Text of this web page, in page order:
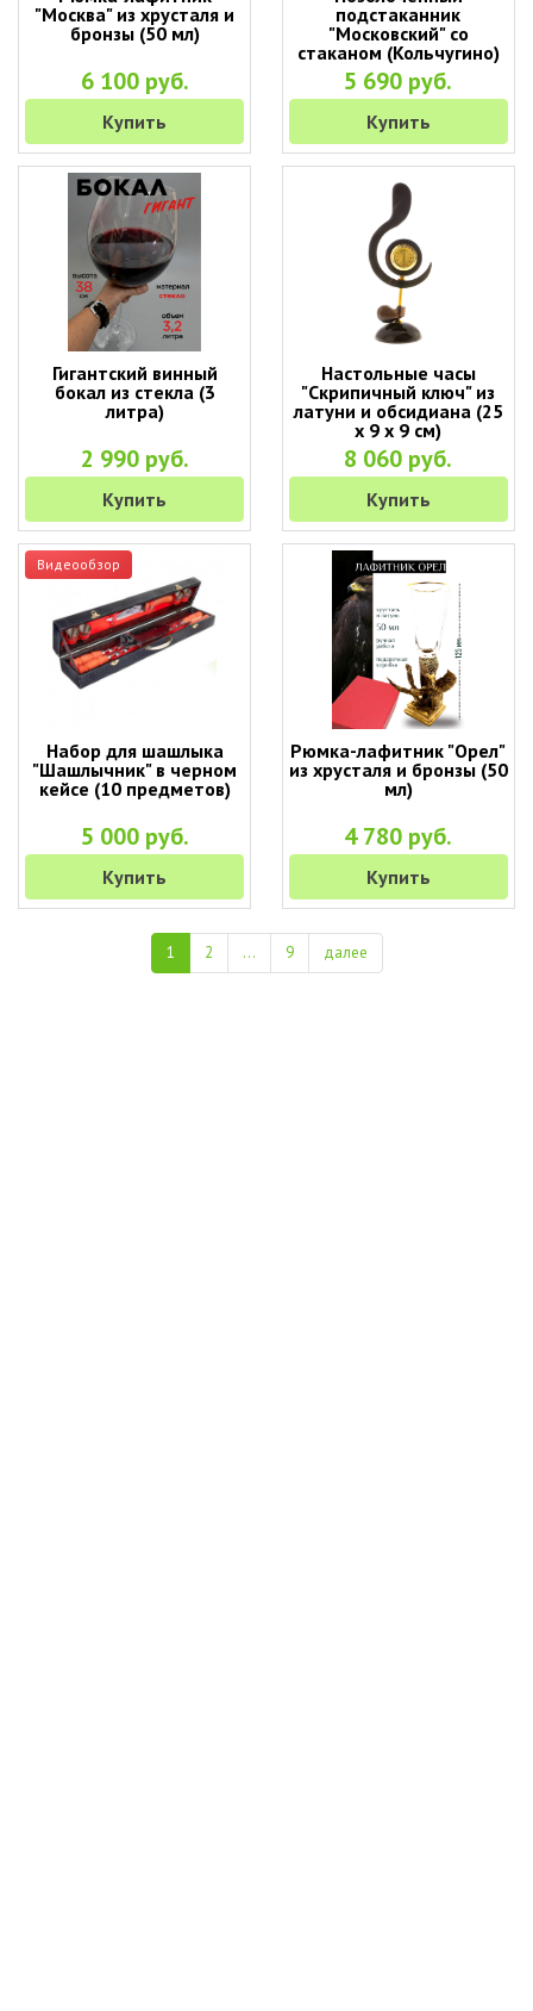
"Москва" из хрусталя и
бронзы (50 мл)
6 100 руб.
Купить
подстаканник
"Московский" со
стаканом (Кольчугино)
5 690 руб.
Купить
Гигантский винный
бокал из стекла (3
литра)
2 990 руб.
Купить
Настольные часы
"Скрипичный ключ" из
латуни и обсидиана (25
х 9 х 9 см)
8 060 руб.
Купить
Видеообзор
Набор для шашлыка
"Шашлычник" в черном
кейсе (10 предметов)
5 000 руб.
Купить
Рюмка-лафитник "Орел"
из хрусталя и бронзы (50
мл)
4 780 руб.
Купить
1 2 ... 9 далее